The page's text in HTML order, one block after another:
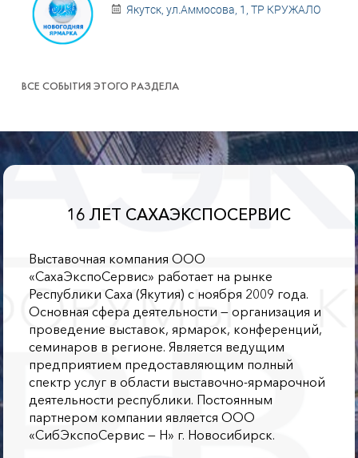
Якутск, ул.Аммосова, 1, ТР КРУЖАЛО
ВСЕ СОБЫТИЯ ЭТОГО РАЗДЕЛА
16 ЛЕТ САХАЭКСПОСЕРВИС
Выставочная компания ООО
«СахаЭкспоСервис» работает на рынке
Республики Саха (Якутия) с ноября 2009 года.
Основная сфера деятельности — организация и
проведение выставок, ярмарок, конференций,
семинаров в регионе. Является ведущим
предприятием предоставляющим полный
спектр услуг в области выставочно-ярмарочной
деятельности республики. Постоянным
партнером компании является ООО
«СибЭкспоСервис — Н» г. Новосибирск.